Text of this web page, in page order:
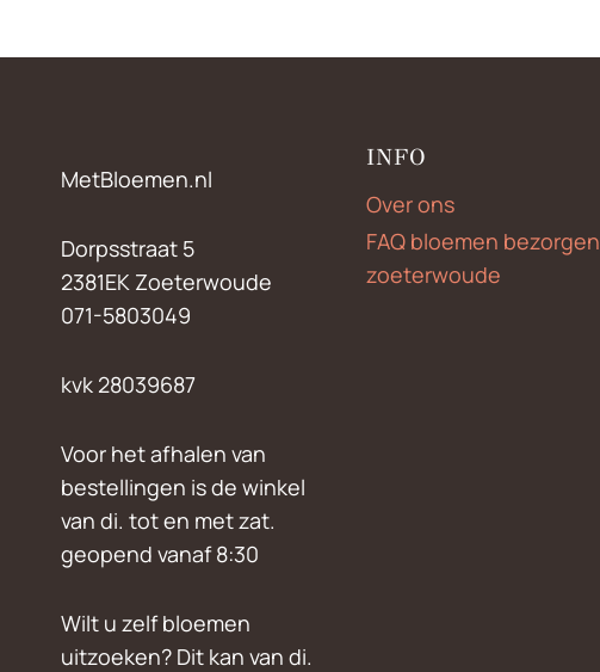
MetBloemen.nl
Dorpsstraat 5
2381EK Zoeterwoude
071-5803049
kvk 28039687
Voor het afhalen van
bestellingen is de winkel
van di. tot en met zat.
geopend vanaf 8:30
Wilt u zelf bloemen
uitzoeken? Dit kan van di.
INFO
Over ons
FAQ bloemen bezorgen
zoeterwoude